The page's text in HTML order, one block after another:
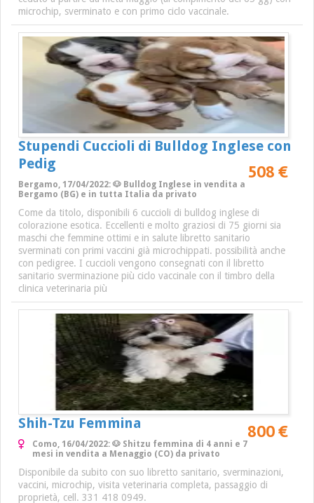
microchip, sverminato e con primo ciclo vaccinale.
Stupendi Cuccioli di Bulldog Inglese con
Pedig
508 €
Bergamo, 17/04/2022: 🐶 Bulldog Inglese in vendita a
Bergamo (BG) e in tutta Italia da privato
Come da titolo, disponibili 6 cuccioli di bulldog inglese di
colorazione esotica. Eccellenti e molto graziosi di 75 giorni sia
maschi che femmine ottimi e in salute libretto sanitario
sverminati con primi vaccini già microchippati. possibilità anche
con pedigree. I cuccioli vengono consegnati con il libretto
sanitario sverminazione più ciclo vaccinale con il timbro della
clinica veterinaria più
Shih-Tzu Femmina 800 €
Como, 16/04/2022: 🐶 Shitzu femmina di 4 anni e 7
mesi in vendita a Menaggio (CO) da privato
Disponibile da subito con suo libretto sanitario, sverminazioni,
vaccini, microchip, visita veterinaria completa, passaggio di
proprietà, cell. 331 418 0949.